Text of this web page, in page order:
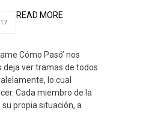
Cómo Pasó’ nos
deja ver tramas de todos
lo cual
Cada miembro de la
propia situación, a
READ MORE